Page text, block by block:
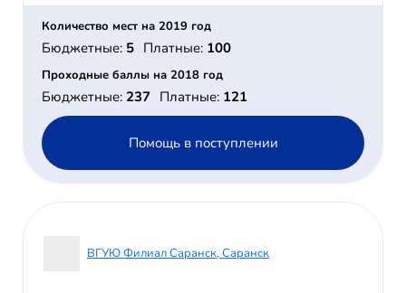
Количество мест на 2019 год
Бюджетные: 5 Платные: 100
Проходные баллы на 2018 год
Бюджетные: 237 Платные: 121
Помощь в поступлении
ВГУЮ Филиал Саранск, Саранск